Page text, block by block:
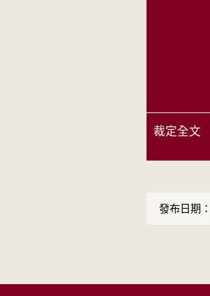
裁定全文
發布日期